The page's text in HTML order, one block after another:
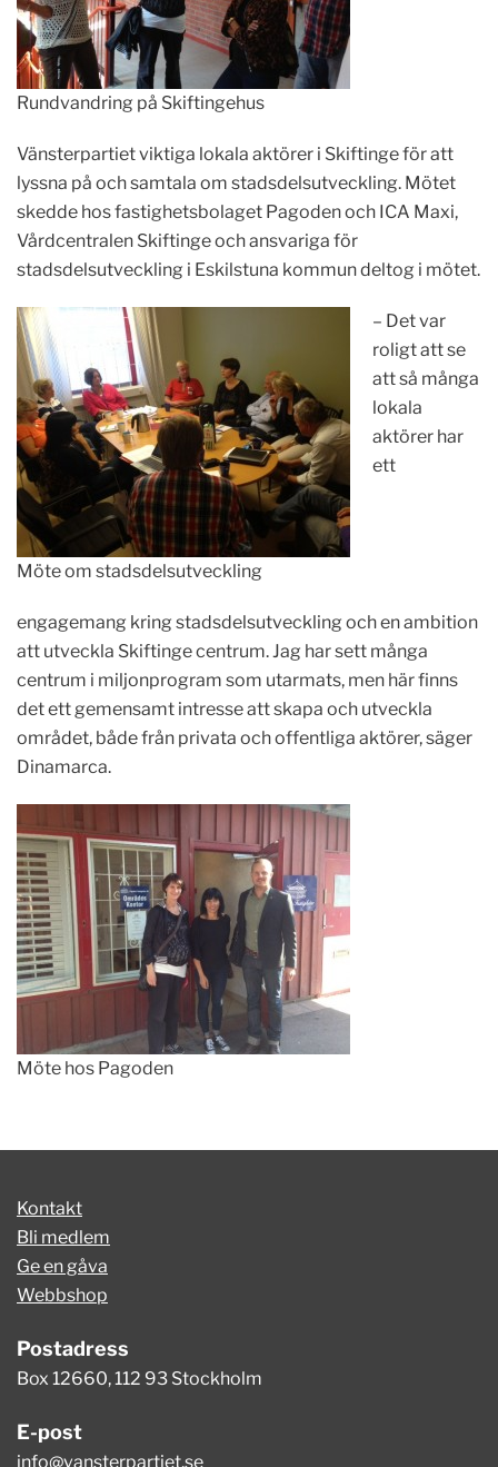
Rundvandring på Skiftingehus
Vänsterpartiet viktiga lokala aktörer i Skiftinge för att
lyssna på och samtala om stadsdelsutveckling. Mötet
skedde hos fastighetsbolaget Pagoden och ICA Maxi,
Vårdcentralen Skiftinge och ansvariga för
stadsdelsutveckling i Eskilstuna kommun deltog i mötet.
Möte om stadsdelsutveckling
– Det var
roligt att se
att så många
lokala
aktörer har
ett
engagemang kring stadsdelsutveckling och en ambition
att utveckla Skiftinge centrum. Jag har sett många
centrum i miljonprogram som utarmats, men här finns
det ett gemensamt intresse att skapa och utveckla
området, både från privata och offentliga aktörer, säger
Dinamarca.
Möte hos Pagoden
Kontakt
Bli medlem
Ge en gåva
Webbshop
Postadress
Box 12660, 112 93 Stockholm
E-post
info@vansterpartiet.se